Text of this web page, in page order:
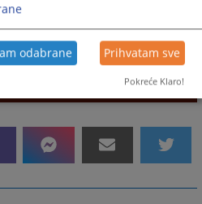
odabrane Prihvatam sve
Pokreće Klaro!